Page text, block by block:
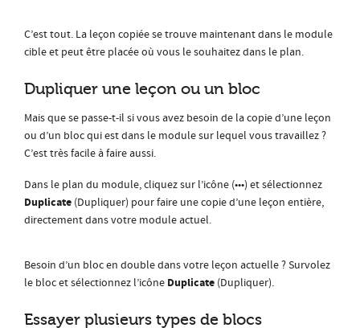
C’est tout. La leçon copiée se trouve maintenant dans le module
cible et peut être placée où vous le souhaitez dans le plan.
Dupliquer une leçon ou un bloc
Mais que se passe-t-il si vous avez besoin de la copie d’une leçon
ou d’un bloc qui est dans le module sur lequel vous travaillez ?
C’est très facile à faire aussi.
Dans le plan du module, cliquez sur l’icône (•••) et sélectionnez
Duplicate (Dupliquer) pour faire une copie d’une leçon entière,
directement dans votre module actuel.
Besoin d’un bloc en double dans votre leçon actuelle ? Survolez
le bloc et sélectionnez l’icône Duplicate (Dupliquer).
Essayer plusieurs types de blocs